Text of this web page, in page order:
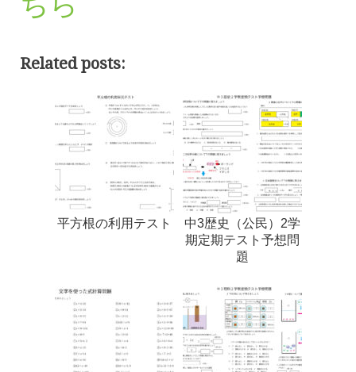
Related posts:
平方根の利用テスト
中3歴史（公民）2学
期定期テスト予想問
題